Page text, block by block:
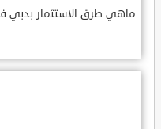
ماهي طرق الاستثمار بدبي